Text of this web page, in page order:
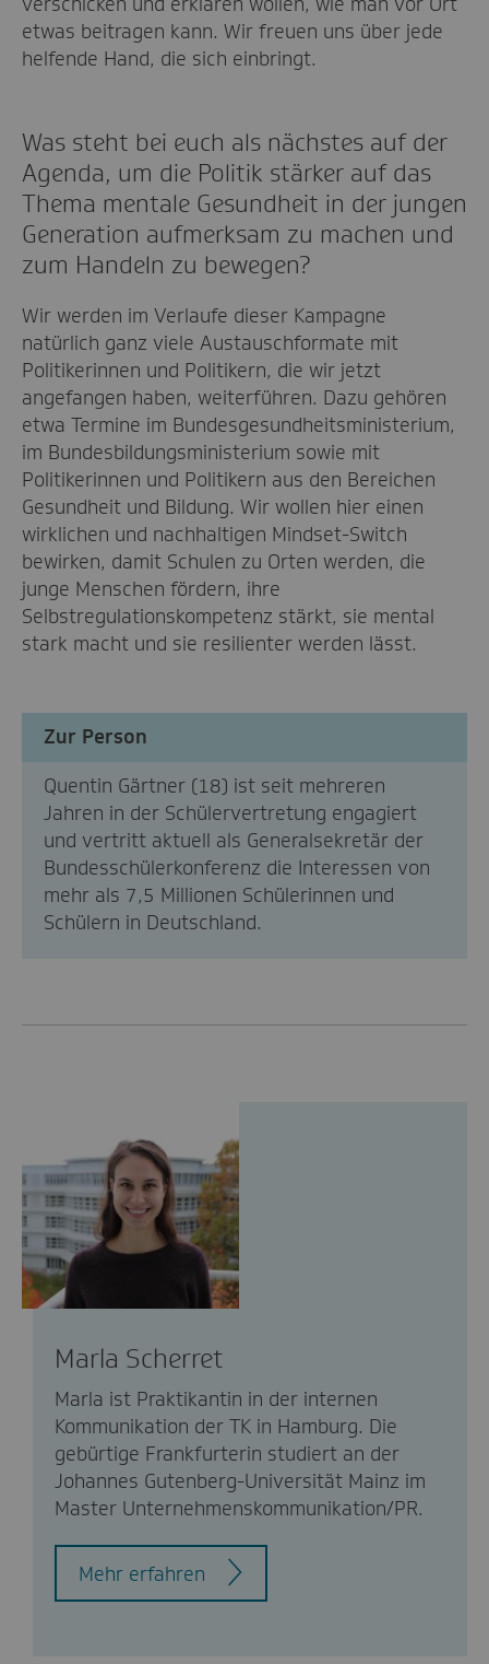
etwas beitragen kann. Wir freuen uns über jede
helfende Hand, die sich einbringt.
Was steht bei euch als nächstes auf der
Agenda, um die Politik stärker auf das
Thema mentale Gesundheit in der jungen
Generation aufmerksam zu machen und
zum Handeln zu bewegen?
Wir werden im Verlaufe dieser Kampagne
natürlich ganz viele Austauschformate mit
Politikerinnen und Politikern, die wir jetzt
angefangen haben, weiterführen. Dazu gehören
etwa Termine im Bundesgesundheitsministerium,
im Bundesbildungsministerium sowie mit
Politikerinnen und Politikern aus den Bereichen
Gesundheit und Bildung. Wir wollen hier einen
wirklichen und nachhaltigen Mindset-Switch
bewirken, damit Schulen zu Orten werden, die
junge Menschen fördern, ihre
Selbstregulationskompetenz stärkt, sie mental
stark macht und sie resilienter werden lässt.
Zur Person
Quentin Gärtner (18) ist seit mehreren
Jahren in der Schülervertretung engagiert
und vertritt aktuell als Generalsekretär der
Bundesschülerkonferenz die Interessen von
mehr als 7,5 Millionen Schülerinnen und
Schülern in Deutschland.
Marla Scherret
Marla ist Praktikantin in der internen
Kommunikation der TK in Hamburg. Die
gebürtige Frankfurterin studiert an der
Johannes Gutenberg-Universität Mainz im
Master Unternehmenskommunikation/PR.
Mehr erfahren